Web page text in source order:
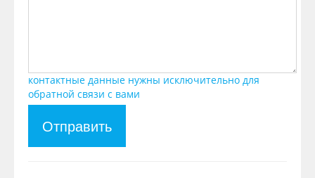
контактные данные нужны исключительно для
обратной связи с вами
Отправить